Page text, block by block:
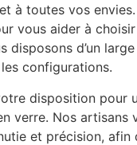
à toutes vos
vous aider à
disposons d’un
configurations.
disposition
verre. Nos
et précision,